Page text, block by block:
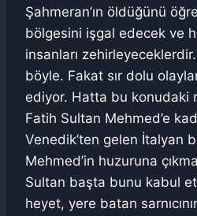
Şahmeran’ın öldüğünü
bölgesini işgal edecek ve
insanları
böyle. Fakat sır dolu
ediyor. Hatta bu konudaki
Fatih Sultan Mehmed’e
Venedik’ten gelen İtalyan
Mehmed’in huzuruna
Sultan başta bunu kabul
heyet, yere batan